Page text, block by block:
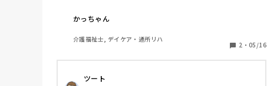
かっちゃん
介護福祉士, デイケア・通所リハ
2 ・ 05/16
ツート